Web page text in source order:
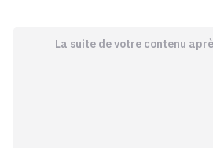
La suite de votre contenu